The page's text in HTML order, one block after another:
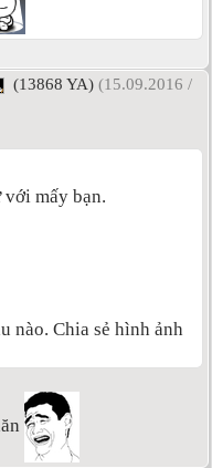
(13868 YA) (15.09.2016 /
với mấy bạn.
nào. Chia sẻ hình ảnh